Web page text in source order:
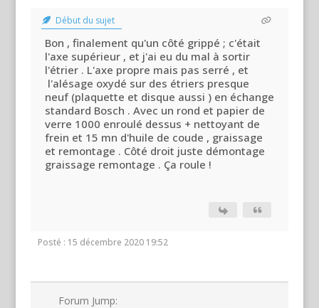
Début du sujet
Bon , finalement qu'un côté grippé ; c'était
l'axe supérieur , et j'ai eu du mal à sortir
l'étrier . L'axe propre mais pas serré , et
l'alésage oxydé sur des étriers presque
neuf (plaquette et disque aussi ) en échange
standard Bosch . Avec un rond et papier de
verre 1000 enroulé dessus + nettoyant de
frein et 15 mn d'huile de coude , graissage
et remontage . Côté droit juste démontage
graissage remontage . Ça roule !
Posté : 15 décembre 2020 19:52
Forum Jump: